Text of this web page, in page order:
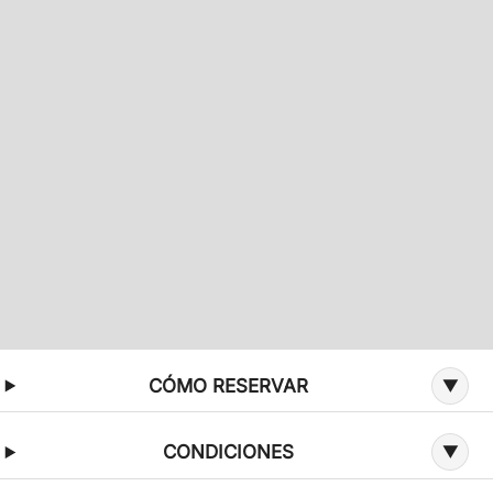
Información adicional sobre la oferta
CÓMO RESERVAR
CONDICIONES